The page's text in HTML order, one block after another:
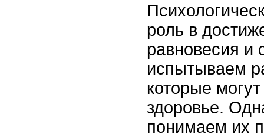
роль в
равновесия и
испытываем
которые
здоровье.
понимаем их